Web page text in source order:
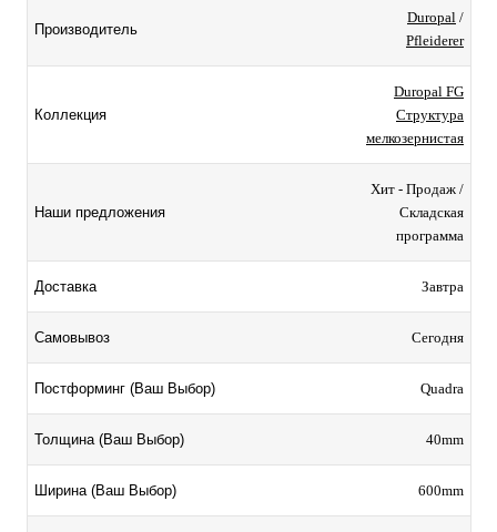
Производитель
Duropal /
Pfleiderer
Коллекция
Duropal FG
Структура
мелкозернистая
Наши предложения
Хит - Продаж /
Складская
программа
Доставка Завтра
Самовывоз Сегодня
Постформинг (Ваш Выбор) Quadra
Толщина (Ваш Выбор) 40mm
Ширина (Ваш Выбор) 600mm